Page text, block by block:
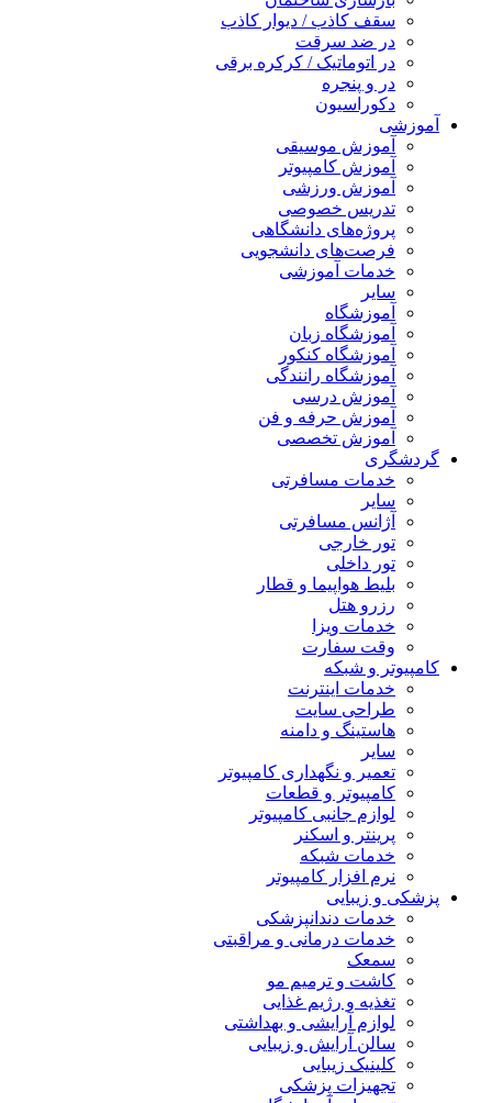
سقف کاذب / دیوار کاذب
در ضد سرقت
در اتوماتیک / کرکره برقی
در و پنجره
دکوراسیون
آموزشی
آموزش موسیقی
آموزش کامپیوتر
آموزش ورزشی
تدریس خصوصی
پروژه‌های دانشگاهی
فرصت‌های دانشجویی
خدمات آموزشی
سایر
آموزشگاه
آموزشگاه زبان
آموزشگاه کنکور
آموزشگاه رانندگی
آموزش درسی
آموزش حرفه و فن
آموزش تخصصی
گردشگری
خدمات مسافرتی
سایر
آژانس مسافرتی
تور خارجی
تور داخلی
بلیط هواپیما و قطار
رزرو هتل
خدمات ویزا
وقت سفارت
کامپیوتر و شبکه
خدمات اینترنت
طراحی سایت
هاستینگ و دامنه
سایر
تعمیر و نگهداری کامپیوتر
کامپیوتر و قطعات
لوازم جانبی کامپیوتر
پرینتر و اسکنر
خدمات شبکه
نرم افزار کامپیوتر
پزشکی و زیبایی
خدمات دندانپزشکی
خدمات درمانی و مراقبتی
سمعک
کاشت و ترمیم مو
تغذیه و رژیم غذایی
لوازم آرایشی و بهداشتی
سالن آرایش و زیبایی
کلینیک زیبایی
تجهیزات پزشکی